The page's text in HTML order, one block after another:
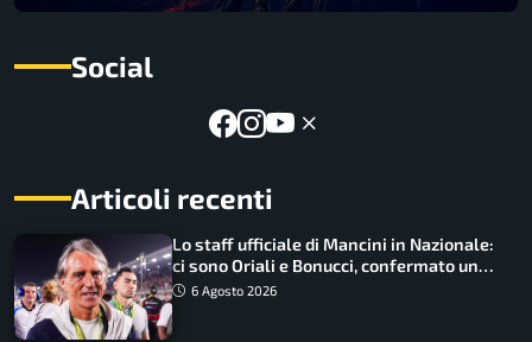
Social
Articoli recenti
Lo staff ufficiale di Mancini in Nazionale:
ci sono Oriali e Bonucci, confermato un
ritorno
6 Agosto 2026